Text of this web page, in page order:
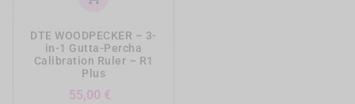
DTE WOODPECKER – 3-
in-1 Gutta-Percha
Calibration Ruler – R1
Plus
55,00 €